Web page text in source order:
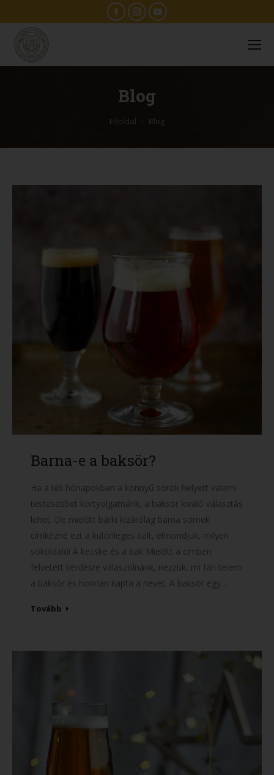
Facebook
Instagram
YouTube
Blog
You are here:
Főoldal Blog
Barna-e a baksör?
Ha a téli hónapokban a könnyű sörök helyett valami
testesebbet kortyolgatnánk, a baksör kiváló választás
lehet. De mielőtt bárki kizárólag barna sörnek
címkézné ezt a különleges italt, elmondjuk, milyen
sokoldalú! A kecske és a bak Mielőtt a címben
felvetett kérdésre válaszolnánk, nézzük, mi fán terem
a baksör és honnan kapta a nevét. A baksör egy…
Tovább